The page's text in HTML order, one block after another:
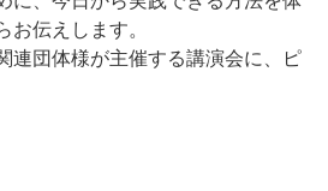
お伝えします。
連団体様が主催する講演会に、ピ